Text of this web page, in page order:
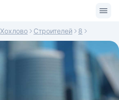
Хохлово Строителей 8